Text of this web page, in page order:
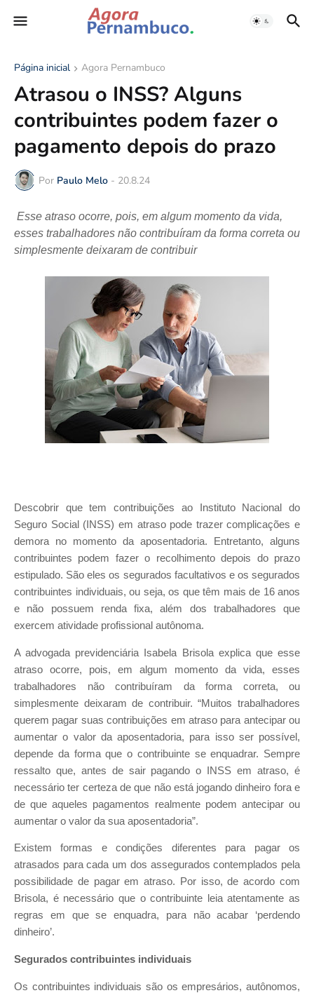
Página inicial Agora Pernambuco
Atrasou o INSS? Alguns
contribuintes podem fazer o
pagamento depois do prazo
Por Paulo Melo - 20.8.24
Esse atraso ocorre, pois, em algum momento da vida,
esses trabalhadores não contribuíram da forma correta ou
simplesmente deixaram de contribuir
Descobrir que tem contribuições ao Instituto Nacional do
Seguro Social (INSS) em atraso pode trazer complicações e
demora no momento da aposentadoria. Entretanto, alguns
contribuintes podem fazer o recolhimento depois do prazo
estipulado. São eles os segurados facultativos e os segurados
contribuintes individuais, ou seja, os que têm mais de 16 anos
e não possuem renda fixa, além dos trabalhadores que
exercem atividade profissional autônoma.
A advogada previdenciária Isabela Brisola explica que esse
atraso ocorre, pois, em algum momento da vida, esses
trabalhadores não contribuíram da forma correta, ou
simplesmente deixaram de contribuir. “Muitos trabalhadores
querem pagar suas contribuições em atraso para antecipar ou
aumentar o valor da aposentadoria, para isso ser possível,
depende da forma que o contribuinte se enquadrar. Sempre
ressalto que, antes de sair pagando o INSS em atraso, é
necessário ter certeza de que não está jogando dinheiro fora e
de que aqueles pagamentos realmente podem antecipar ou
aumentar o valor da sua aposentadoria”.
Existem formas e condições diferentes para pagar os
atrasados para cada um dos assegurados contemplados pela
possibilidade de pagar em atraso. Por isso, de acordo com
Brisola, é necessário que o contribuinte leia atentamente as
regras em que se enquadra, para não acabar ‘perdendo
dinheiro’.
Segurados contribuintes individuais
Os contribuintes individuais são os empresários, autônomos,